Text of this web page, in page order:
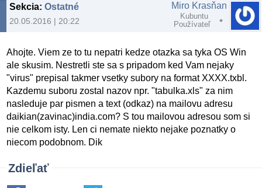
Sekcia: Ostatné
20.05.2016 | 20:22
Miro Krasňan
Kubuntu
Používateľ
Ahojte. Viem ze to tu nepatri kedze otazka sa tyka OS Win
ale skusim. Nestretli ste sa s pripadom ked Vam nejaky
"virus" prepisal takmer vsetky subory na format XXXX.txbl.
Kazdemu suboru zostal nazov npr. "tabulka.xls" za nim
nasleduje par pismen a text (odkaz) na mailovu adresu
daikian(zavinac)india.com? S tou mailovou adresou som si
nie celkom isty. Len ci nemate niekto nejake poznatky o
niecom podobnom. Dik
Zdieľať